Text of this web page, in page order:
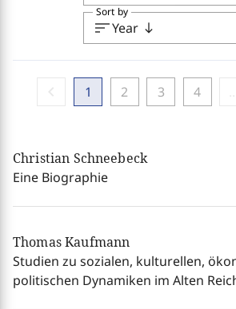
sortYear south
Sort by
1 2 3 4
Christian Schneebeck
Eine Biographie
Thomas Kaufmann
Studien zu sozialen, kulturellen,
politischen Dynamiken im Alten